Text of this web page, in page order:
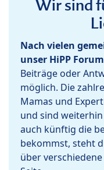
Wir sind
Nach vielen
unser HiPP
Beiträge oder
möglich. Die
Mamas und
und sind
auch künftig die
bekommst, steht
über